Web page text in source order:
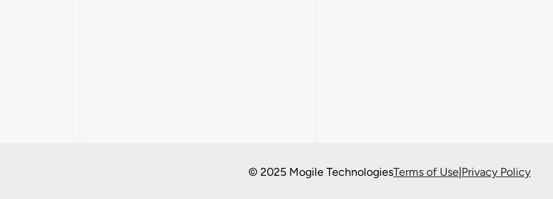
© 2025 Mogile TechnologiesTerms of Use|Privacy Policy